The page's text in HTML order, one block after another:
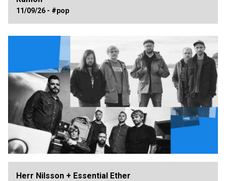
11/09/26 - #pop
Herr Nilsson + Essential Ether